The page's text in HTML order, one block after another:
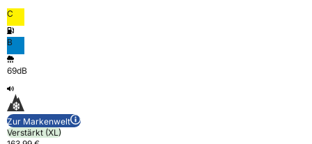
C
B
69dB
Zur Markenwelt
Verstärkt (XL)